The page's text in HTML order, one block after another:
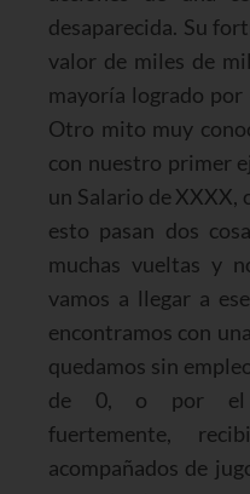
desaparecida. Su
valor de miles de
mayoría logrado
Otro mito muy
con nuestro primer
un Salario de XXXX,
esto pasan dos
muchas vueltas y
vamos a llegar a
encontramos con
quedamos sin
de 0, o por el
fuertemente,
acompañados de